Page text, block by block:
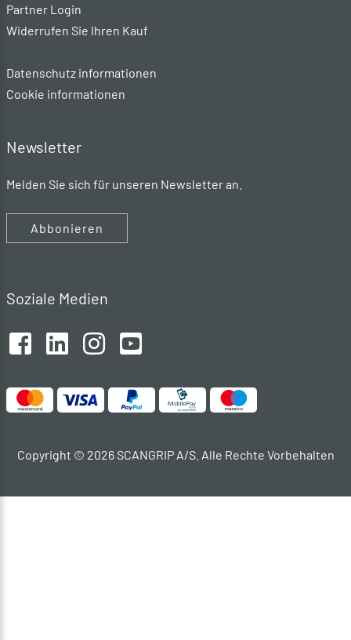
Partner Login
Widerrufen Sie Ihren Kauf
Datenschutz informationen
Cookie informationen
Newsletter
Melden Sie sich für unseren Newsletter an.
Abbonieren
Soziale Medien
Copyright © 2026 SCANGRIP A/S. Alle Rechte Vorbehalten